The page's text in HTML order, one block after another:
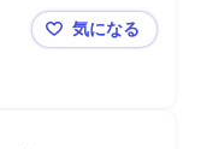
東京建物＜
気になる